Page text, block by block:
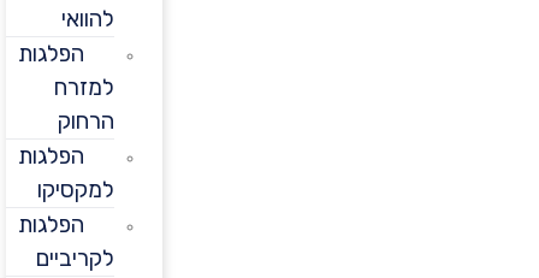
הפלגות
למזרח
הרחוק
הפלגות
למקסיקו
הפלגות
לקריביים